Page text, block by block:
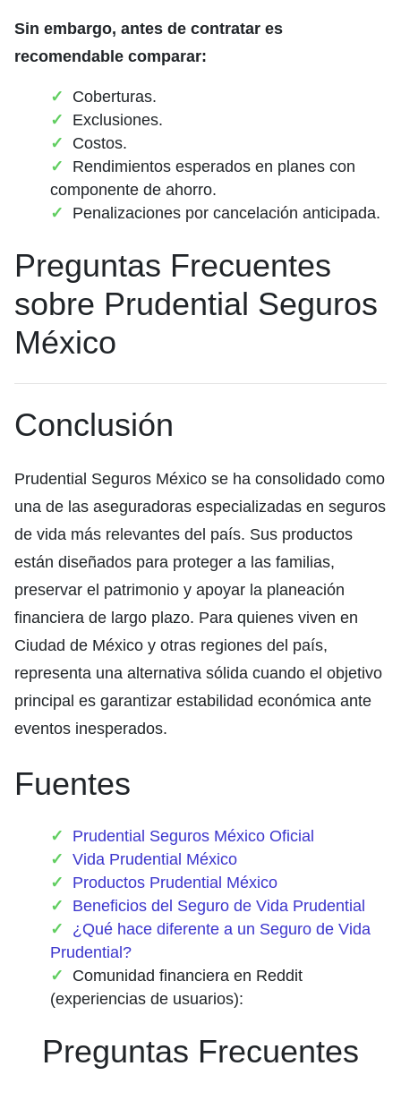
Sin embargo, antes de contratar es
recomendable comparar:
Coberturas.
Exclusiones.
Costos.
Rendimientos esperados en planes con
componente de ahorro.
Penalizaciones por cancelación anticipada.
Preguntas Frecuentes
sobre Prudential Seguros
México
Conclusión
Prudential Seguros México se ha consolidado como
una de las aseguradoras especializadas en seguros
de vida más relevantes del país. Sus productos
están diseñados para proteger a las familias,
preservar el patrimonio y apoyar la planeación
financiera de largo plazo. Para quienes viven en
Ciudad de México y otras regiones del país,
representa una alternativa sólida cuando el objetivo
principal es garantizar estabilidad económica ante
eventos inesperados.
Fuentes
Prudential Seguros México Oficial
Vida Prudential México
Productos Prudential México
Beneficios del Seguro de Vida Prudential
¿Qué hace diferente a un Seguro de Vida
Prudential?
Comunidad financiera en Reddit
(experiencias de usuarios):
Preguntas Frecuentes